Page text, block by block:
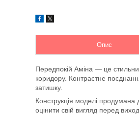
Опис
Передпокій Аміна — це
коридору. Контрастне
затишку.
Конструкція моделі продумана
оцінити свій вигляд перед